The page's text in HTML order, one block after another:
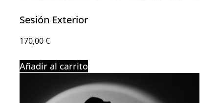
Sesión Exterior
170,00€
Añadir al carrito